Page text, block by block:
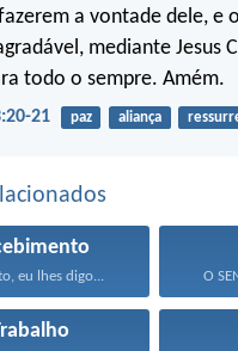
a vontade dele, e
mediante Jesus
todo o sempre. Amém.
21 paz aliança
eu lhes digo... O